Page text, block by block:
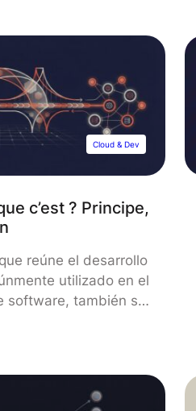
Cloud & Dev
c’est ? Principe,
reúne el desarrollo
utilizado en el
software, también se
lo que necesitas
pasado, el
se encontraban